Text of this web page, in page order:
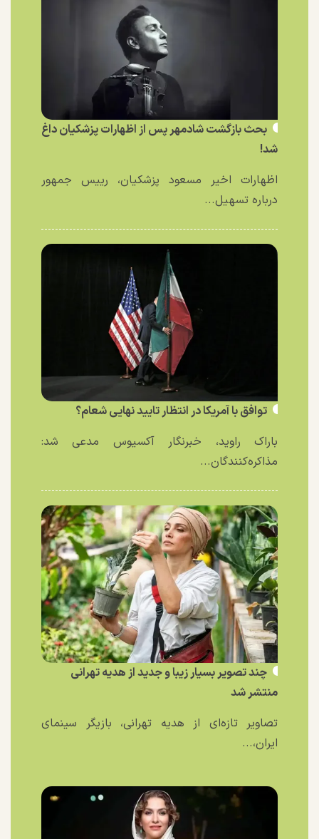
بحث بازگشت شادمهر پس از اظهارات پزشکیان داغ
شد!
اظهارات اخیر مسعود پزشکیان، رییس جمهور
درباره تسهیل...
توافق با آمریکا در انتظار تایید نهایی شعام؟
باراک راوید، خبرنگار آکسیوس مدعی شد:
مذاکره‌کنندگان...
چند تصویر بسیار زیبا و جدید از هدیه تهرانی
منتشر شد
تصاویر تازه‌ای از هدیه تهرانی، بازیگر سینمای
ایران،...